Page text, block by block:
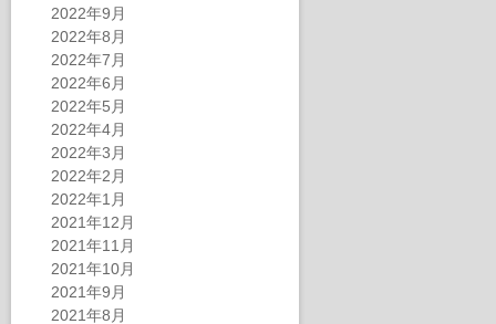
2022年9月
2022年8月
2022年7月
2022年6月
2022年5月
2022年4月
2022年3月
2022年2月
2022年1月
2021年12月
2021年11月
2021年10月
2021年9月
2021年8月